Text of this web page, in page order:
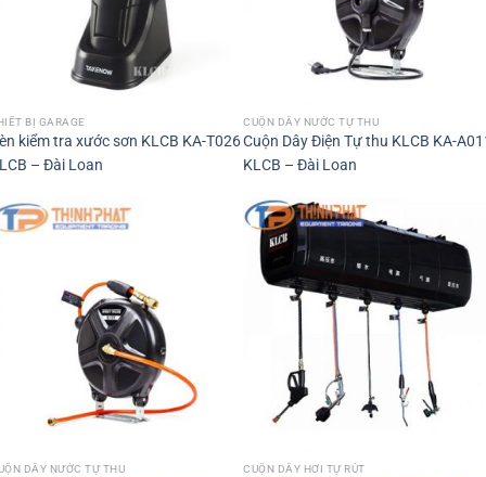
BỊ GARAGE
kiểm tra xước sơn KLCB KA-T026
– Đài Loan
CUỘN DÂY NƯỚC TỰ THU
Cuộn Dây Điện Tự thu KLCB KA-
KLCB – Đài Loan
DÂY NƯỚC TỰ THU CUỘN DÂY HƠI TỰ RÚT